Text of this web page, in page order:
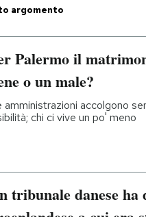
argomento
Palermo il
o un male?
amministrazioni accolgono
chi ci vive un po' meno
tribunale danese ha